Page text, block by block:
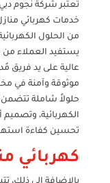
تُعتبر شركة نجوم
خدمات كهربائي
من الحلول
يستفيد العملاء من
عالية على يد فريق
موثوقة وآمنة في
حلولاً شاملة
الكهربائية،
تحسين كفاءة
كهربائي